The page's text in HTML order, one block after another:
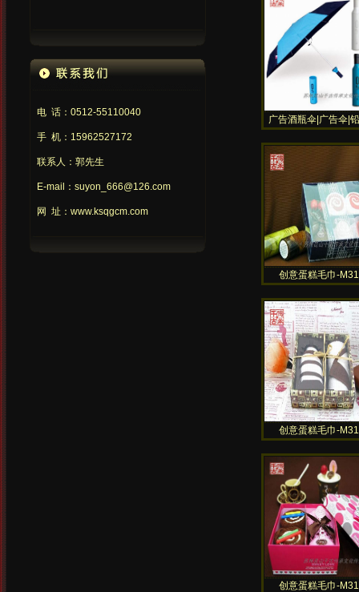
电 话：0512-55110040
手 机：15962527172
联系人：郭先生
E-mail：suyon_666@126.com
网 址：www.ksqgcm.com
广告酒瓶伞|广告伞|
创意蛋糕毛巾-
创意蛋糕毛巾-
创意蛋糕毛巾-